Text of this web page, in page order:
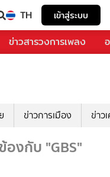
TH เข้าสู่ระบบ
ข่าวสารวงการเพลง
ข่าวการเมือง ข่าว
องกับ "GBS"